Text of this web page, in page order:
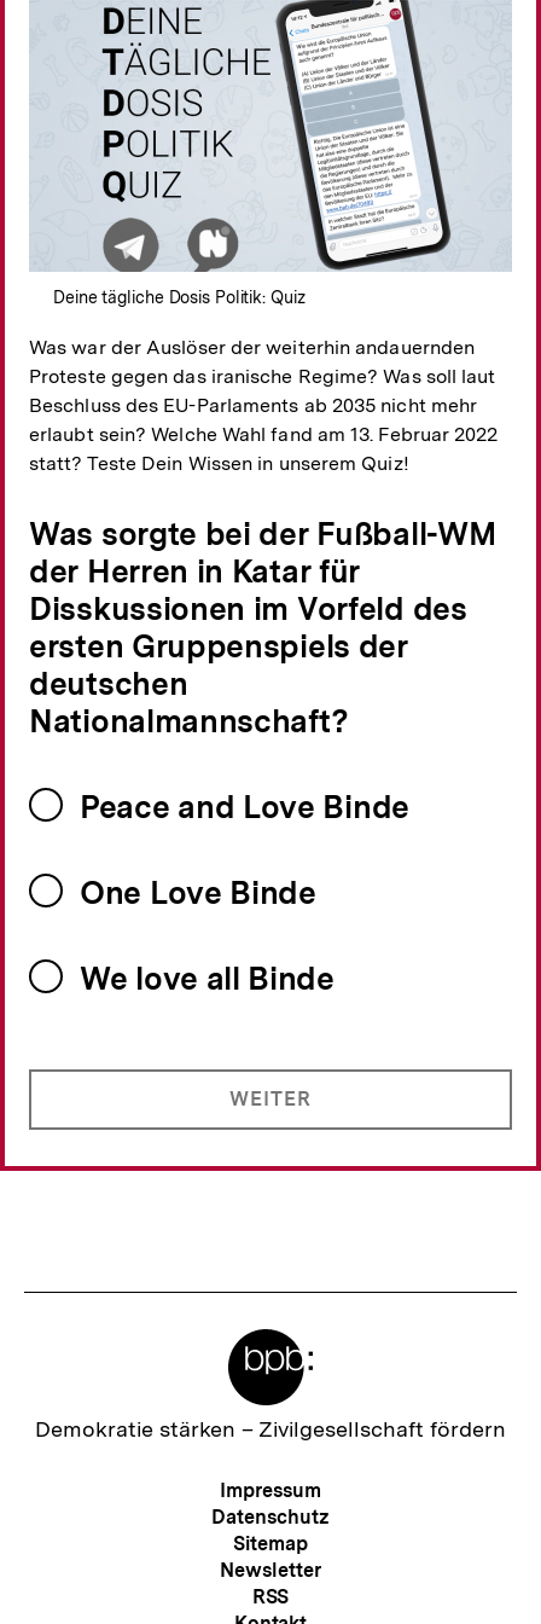
Deine tägliche Dosis Politik: Quiz
Was war der Auslöser der weiterhin andauernden
Proteste gegen das iranische Regime? Was soll laut
Beschluss des EU-Parlaments ab 2035 nicht mehr
erlaubt sein? Welche Wahl fand am 13. Februar 2022
statt? Teste Dein Wissen in unserem Quiz!
Was sorgte bei der Fußball-WM
der Herren in Katar für
Disskussionen im Vorfeld des
ersten Gruppenspiels der
deutschen
Nationalmannschaft?
Peace and Love Binde
One Love Binde
We love all Binde
WEITER
Zur
Demokratie stärken – Zivilgesellschaft fördern
Meta-
Navigation
Impressum
Datenschutz
Sitemap
Newsletter
RSS